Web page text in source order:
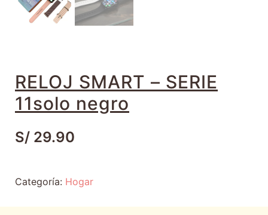
RELOJ SMART – SERIE
11solo negro
S/ 29.90
Categoría: Hogar